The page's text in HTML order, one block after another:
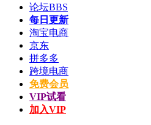
论坛BBS
每日更新
淘宝电商
京东
拼多多
跨境电商
免费会员
VIP试看
加入VIP